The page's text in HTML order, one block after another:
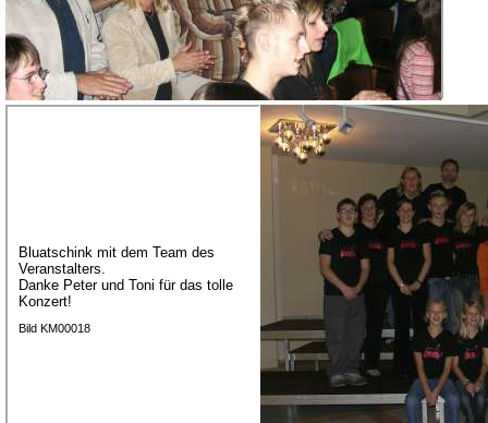
Bluatschink mit dem Team des
Veranstalters.
Danke Peter und Toni für das tolle
Konzert!
Bild KM00018